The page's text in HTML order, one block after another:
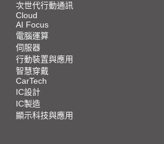
次世代行動通訊
Cloud
AI Focus
電腦運算
伺服器
行動裝置與應用
智慧穿戴
CarTech
IC設計
IC製造
顯示科技與應用